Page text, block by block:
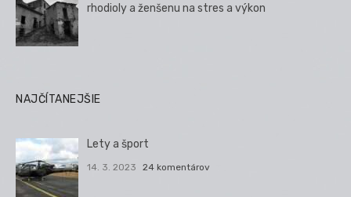
rhodioly a ženšenu na stres a výkon
NAJČÍTANEJŠIE
Lety a šport
14. 3. 2023 24 komentárov